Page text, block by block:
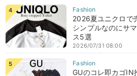
2026夏ユニクロで
シンプルなのにサ
ス5選
2026/07/31 08:00
GUのコレ即カゴIN